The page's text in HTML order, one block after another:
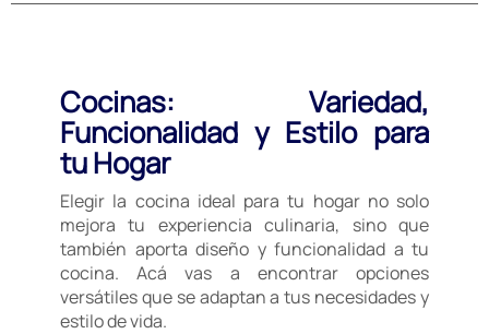
Cocinas: Variedad,
Funcionalidad y Estilo para
tu Hogar
Elegir la cocina ideal para tu hogar no solo
mejora tu experiencia culinaria, sino que
también aporta diseño y funcionalidad a tu
cocina. Acá vas a encontrar opciones
versátiles que se adaptan a tus necesidades y
estilo de vida.